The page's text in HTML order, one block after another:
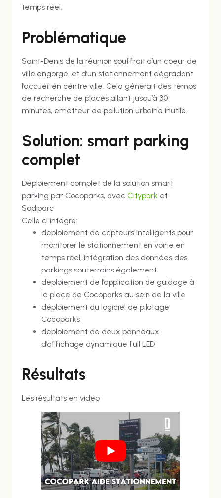
temps réel.
Problématique
Saint-Denis de la réunion souffrait d’un coeur de
ville engorgé, et d’un stationnement dégradant
l’accueil en centre ville. Cela générait des temps
de recherche de places allant jusqu’à 30
minutes, émetteur de pollution urbaine inutile.
Solution: smart parking
complet
Déploiement complet de la solution smart
parking par Cocoparks, avec Citypark et
Sodiparc
Celle ci intègre:
déploiement de capteurs intelligents pour
monitorer le stationnement en voirie en
temps réel; intégration des données des
parkings souterrains également
déploiement de l’application de guidage à
la place de Cocoparks au sein de la ville
déploiement du logiciel de pilotage
Cocoparks
déploiement de deux panneaux
d’affichage dynamique full LED
Résultats
Les résultats en vidéo